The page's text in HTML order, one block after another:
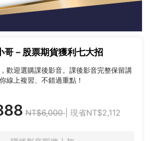
哥－股票期貨獲利七大招
歡迎選購課後影音。課後影音完整保留講
線上複習、不錯過重點！
NT$6,000 | 現省NT$2,112